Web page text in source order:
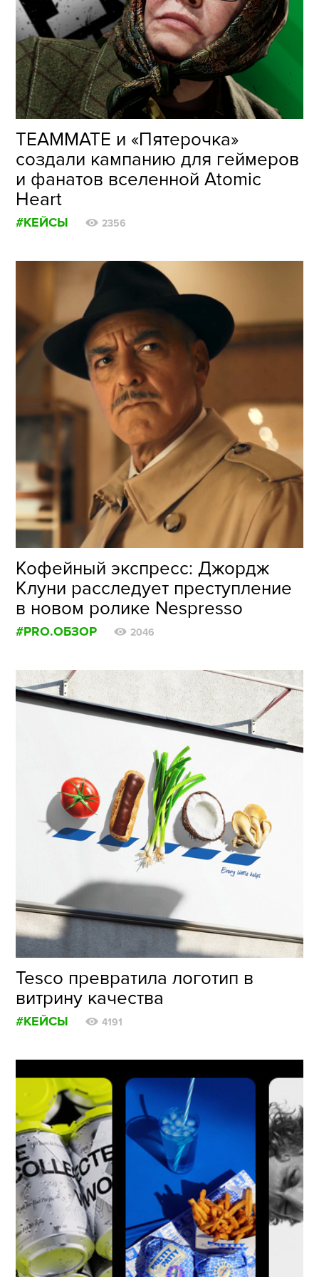
TEAMMATE и «Пятерочка»
создали кампанию для геймеров
и фанатов вселенной Atomic
Heart
#КЕЙСЫ 2356
Кофейный экспресс: Джордж
Клуни расследует преступление
в новом ролике Nespresso
#PRO.ОБЗОР 2046
Tesco превратила логотип в
витрину качества
#КЕЙСЫ 4191
ФОТОГРАФИЯ
ТИПОГРАФИКА
ИСТОРИИ БРЕНДОВ
РЕКЛАМА
КОНТАКТЫ